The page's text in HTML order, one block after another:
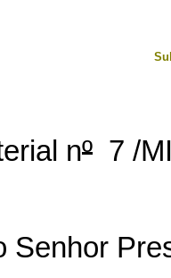
nº 7 /
Senhor